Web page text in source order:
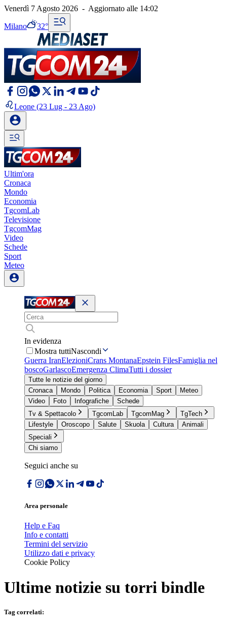
Venerdì 7 Agosto 2026 - Aggiornato alle 14:02
Milano 32°
Leone (23 Lug - 23 Ago)
Ultim'ora
Cronaca
Mondo
Economia
TgcomLab
Televisione
TgcomMag
Video
Schede
Sport
Meteo
In evidenza
Mostra tuttiNascondi
Guerra IranElezioniCrans MontanaEpstein FilesFamiglia nel
boscoGarlascoEmergenza ClimaTutti i dossier
Tutte le notizie del giorno
Cronaca
Mondo Politica Economia Sport
Meteo
Video
Foto Infografiche
Schede
Tv & Spettacolo
TgcomLab TgcomMag
TgTech
Lifestyle
Oroscopo Salute Skuola Cultura
Animali
Speciali
Chi siamo
Seguici anche su
Area personale
Help e Faq
Info e contatti
Termini del servizio
Utilizzo dati e privacy
Cookie Policy
Ultime notizie su torri bindle
Tag correlati: